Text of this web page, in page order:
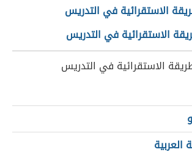
الاستقرائية في التدريس
الاستقرائية في التدريس